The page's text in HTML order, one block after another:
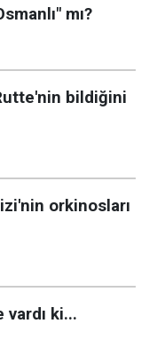
mı?
bildiğini
orkinosları
vardı ki...